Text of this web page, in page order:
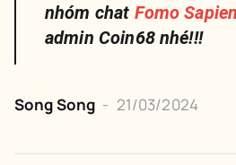
nhóm chat Fomo
admin Coin68 nhé!!!
Song Song - 21/03/2024